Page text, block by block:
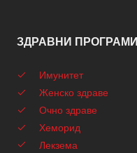
ЗДРАВНИ ПРОГРАМИ
Имунитет
Женско здраве
Очно здраве
Хеморид
Лекзема